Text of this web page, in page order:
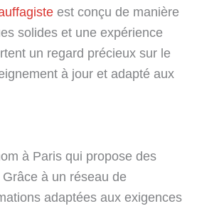
est conçu de manière
solides et une expérience
un regard précieux sur le
à jour et adapté aux
à Paris qui propose des
à un réseau de
adaptées aux exigences